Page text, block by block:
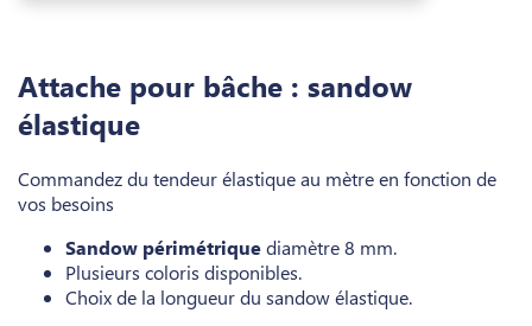
Attache pour bâche : sandow
élastique
Commandez du tendeur élastique au mètre en fonction de
vos besoins
Sandow périmétriquediamètre 8 mm.
Plusieurs coloris disponibles.
Choix de la longueur du sandow élastique.